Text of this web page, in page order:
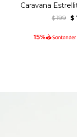
Caravana
$ 199 $